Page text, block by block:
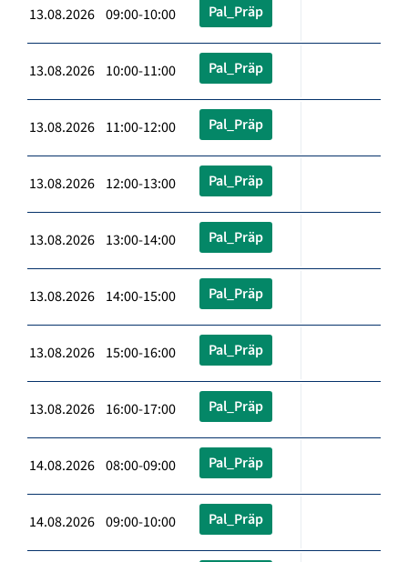
13.08.2026 09:00-10:00 Pal_Präp
13.08.2026 10:00-11:00 Pal_Präp
13.08.2026 11:00-12:00 Pal_Präp
13.08.2026 12:00-13:00 Pal_Präp
13.08.2026 13:00-14:00 Pal_Präp
13.08.2026 14:00-15:00 Pal_Präp
13.08.2026 15:00-16:00 Pal_Präp
13.08.2026 16:00-17:00 Pal_Präp
14.08.2026 08:00-09:00 Pal_Präp
14.08.2026 09:00-10:00 Pal_Präp